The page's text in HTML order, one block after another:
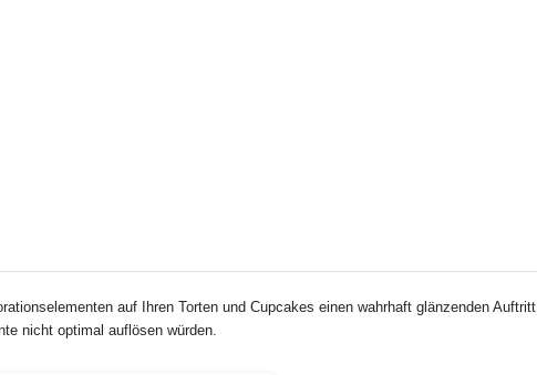
auf Ihren Torten und Cupcakes einen wahrhaft glänzenden Auftritt.
nicht optimal auflösen würden.